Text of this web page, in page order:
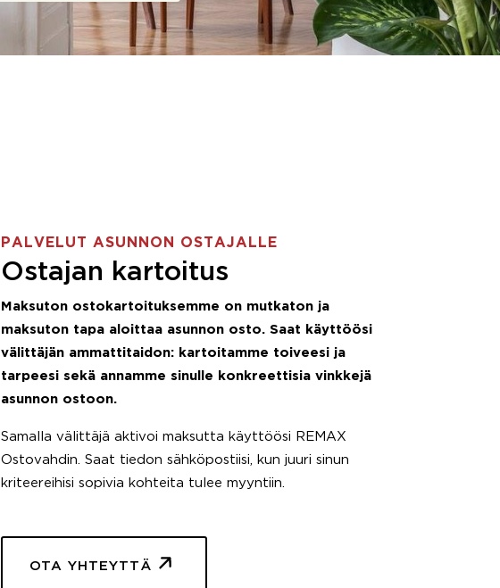
PALVELUT ASUNNON OSTAJALLE
Ostajan kartoitus
Maksuton ostokartoituksemme on mutkaton ja
maksuton tapa aloittaa asunnon osto. Saat käyttöösi
välittäjän ammattitaidon: kartoitamme toiveesi ja
tarpeesi sekä annamme sinulle konkreettisia vinkkejä
asunnon ostoon.
Samalla välittäjä aktivoi maksutta käyttöösi REMAX
Ostovahdin. Saat tiedon sähköpostiisi, kun juuri sinun
kriteereihisi sopivia kohteita tulee myyntiin.
OTA YHTEYTTÄ